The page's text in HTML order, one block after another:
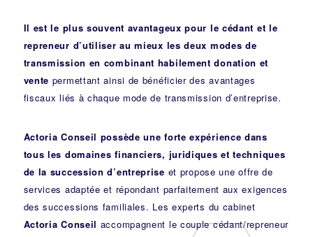
Il est le plus souvent avantageux pour le cédant et le
repreneur d’utiliser au mieux les deux modes de
transmission en combinant habilement donation et
vente permettant ainsi de bénéficier des avantages
fiscaux liés à chaque mode de transmission d’entreprise.
Actoria Conseil possède une forte expérience dans
tous les domaines financiers, juridiques et techniques
de la succession d’entreprise et propose une offre de
services adaptée et répondant parfaitement aux exigences
des successions familiales. Les experts du cabinet
Actoria Conseil accompagnent le couple cédant/repreneur